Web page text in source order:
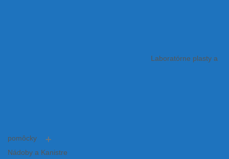
Laboratórne plasty a
pomôcky
Nádoby a Kanistre